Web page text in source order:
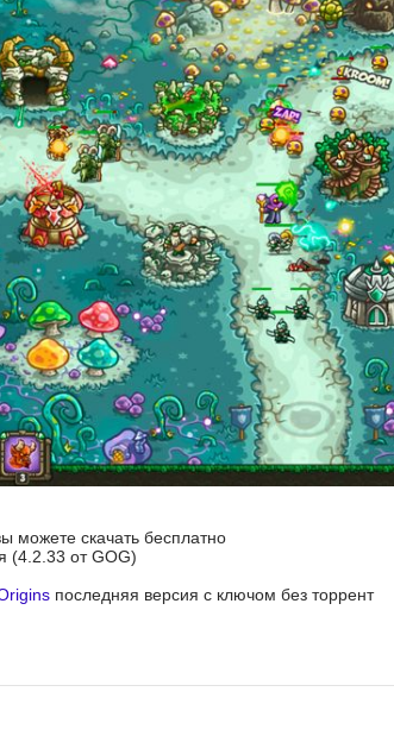
можете скачать бесплатно
(4.2.33 от GOG)
последняя версия с ключом без торрент